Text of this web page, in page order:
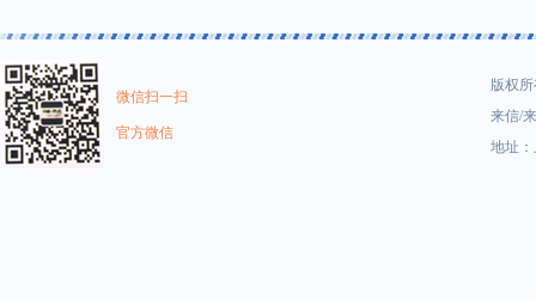
微信扫一扫
官方微信
版权
来信/
地址